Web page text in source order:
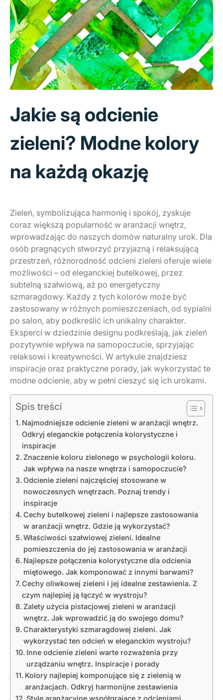
Jakie są odcienie
zieleni? Modne kolory
na każdą okazję
Zieleń, symbolizująca harmonię i spokój, zyskuje
coraz większą popularność w aranżacji wnętrz,
wprowadzając do naszych domów naturalny urok. Dla
osób pragnących stworzyć przyjazną i relaksującą
przestrzeń, różnorodność odcieni zieleni oferuje wiele
możliwości – od eleganckiej butelkowej, przez
subtelną szałwiową, aż po energetyczny
szmaragdowy. Każdy z tych kolorów może być
zastosowany w różnych pomieszczeniach, od sypialni
po salon, aby podkreślić ich unikalny charakter.
Eksperci w dziedzinie designu podkreślają, jak zieleń
pozytywnie wpływa na samopoczucie, sprzyjając
relaksowi i kreatywności. W artykule znajdziesz
inspiracje oraz praktyczne porady, jak wykorzystać te
modne odcienie, aby w pełni cieszyć się ich urokami.
Spis treści
Najmodniejsze odcienie zieleni w aranżacji wnętrz.
Odkryj eleganckie połączenia kolorystyczne i
inspiracje
Znaczenie koloru zielonego w psychologii koloru.
Jak wpływa na nasze wnętrza i samopoczucie?
Odcienie zieleni najczęściej stosowane w
nowoczesnych wnętrzach. Poznaj trendy i
inspiracje
Cechy butelkowej zieleni i najlepsze zastosowania
w aranżacji wnętrz. Gdzie ją wykorzystać?
Właściwości szałwiowej zieleni. Idealne
pomieszczenia do jej zastosowania w aranżacji
Najlepsze połączenia kolorystyczne dla odcienia
miętowego. Jak komponować z innymi barwami?
Cechy oliwkowej zieleni i jej idealne zestawienia. Z
czym najlepiej ją łączyć w wystroju?
Zalety użycia pistacjowej zieleni w aranżacji
wnętrz. Jak wprowadzić ją do swojego domu?
Charakterystyki szmaragdowej zieleni. Jak
wykorzystać ten odcień w eleganckim wystroju?
Inne odcienie zieleni warte rozważenia przy
urządzaniu wnętrz. Inspiracje i porady
Kolory najlepiej komponujące się z zielenią w
aranżacjach. Odkryj harmonijne zestawienia
Style aranżacyjne współgrające z odcieniami